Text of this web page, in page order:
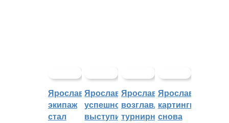
Ярославский
экипаж
стал
Ярославцы
успешно
выступили
Ярославцы
возглавляют
турнирную
Ярославские
картингисты
снова